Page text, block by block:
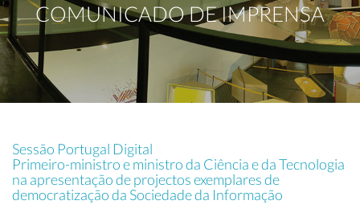
COMUNICADO DE IMPRENSA
Sessão Portugal Digital
Primeiro-ministro e ministro da Ciência e da Tecnologia
na apresentação de projectos exemplares de
democratização da Sociedade da Informação